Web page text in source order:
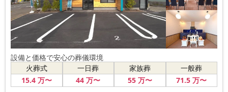
設備と価格で安心の葬儀環境
火葬式
15.4万〜
一日葬
44 万〜
家族葬
55万〜
一般葬
71.5 万〜